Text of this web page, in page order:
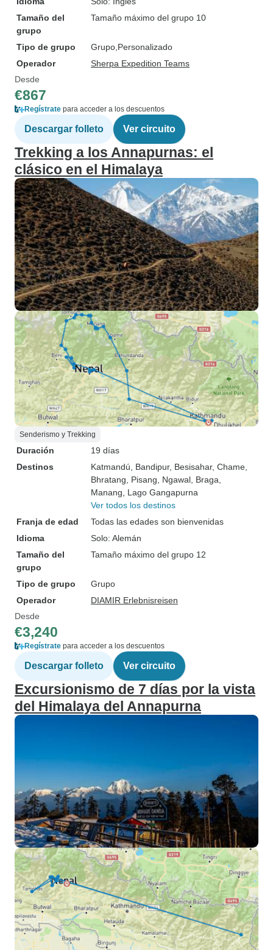
Tamaño del
grupo
Tamaño máximo del grupo 10
Tipo de grupo Grupo Personalizado
Operador
Sherpa Expedition Teams
Desde
€867
Regístrate para acceder a los descuentos
Descargar folleto Ver circuito
Trekking a los Annapurnas: el
clásico en el Himalaya
Senderismo y Trekking
Duración
19 días
Destinos
Katmandú , Bandipur, Besisahar, Chame
Bhratang , Pisang , Ngawal , Braga
Manang , Lago Gangapurna
Ver todos los destinos
Franja de edad
Todas las edades son bienvenidas
Idioma
Solo: Alemán
Tamaño del
grupo
Tamaño máximo del grupo 12
Tipo de grupo
Grupo
Operador
DIAMIR Erlebnisreisen
Desde
€3,240
Regístrate para acceder a los descuentos
Descargar folleto Ver circuito
Excursionismo de 7 días por la vista
del Himalaya del Annapurna